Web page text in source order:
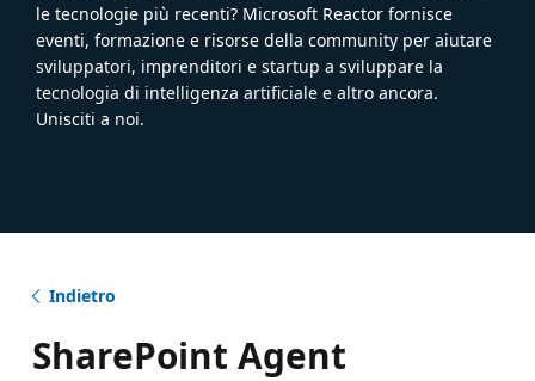
le tecnologie più recenti? Microsoft Reactor fornisce
eventi, formazione e risorse della community per aiutare
sviluppatori, imprenditori e startup a sviluppare la
tecnologia di intelligenza artificiale e altro ancora.
Unisciti a noi.
Indietro
SharePoint Agent